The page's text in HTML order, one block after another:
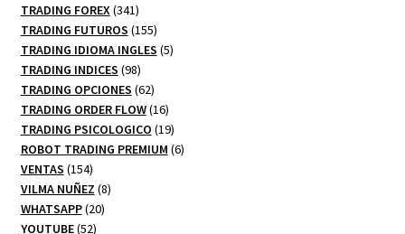
TRADING FOREX 341341
productos
TRADING FUTUROS 155155
productos
TRADING IDIOMA INGLES 55
TRADING INDICES 9898
productos
TRADING OPCIONES 6262
productos
TRADING ORDER FLOW 1616
productos
TRADING PSICOLOGICO 1919
productos
ROBOT TRADING PREMIUM 66
VENTAS 154154
productos
VILMA NUÑEZ 88
WHATSAPP 2020
YOUTUBE 5252